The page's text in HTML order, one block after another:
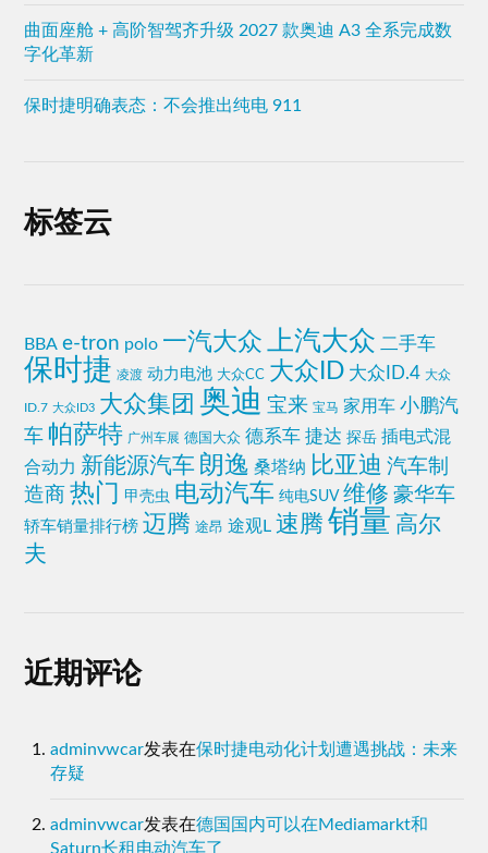
曲面座舱 + 高阶智驾齐升级 2027 款奥迪 A3 全系完成数
字化革新
保时捷明确表态：不会推出纯电 911
标签云
BBA e-tron polo 一汽大众 上汽大众 二手车
保时捷 凌渡 动力电池 大众CC 大众ID 大众ID.4 大众
ID.7 大众ID3 大众集团 奥迪 宝来 宝马 家用车 小鹏汽
车 帕萨特 广州车展 德国大众 德系车 捷达 探岳 插电式混
合动力 新能源汽车 朗逸 桑塔纳 比亚迪 汽车制
造商 热门 甲壳虫 电动汽车 纯电SUV 维修 豪华车
轿车销量排行榜 迈腾 途昂 途观L 速腾 销量 高尔
夫
近期评论
adminvwcar发表在保时捷电动化计划遭遇挑战：未来
存疑
adminvwcar发表在德国国内可以在Mediamarkt和
Saturn长租电动汽车了